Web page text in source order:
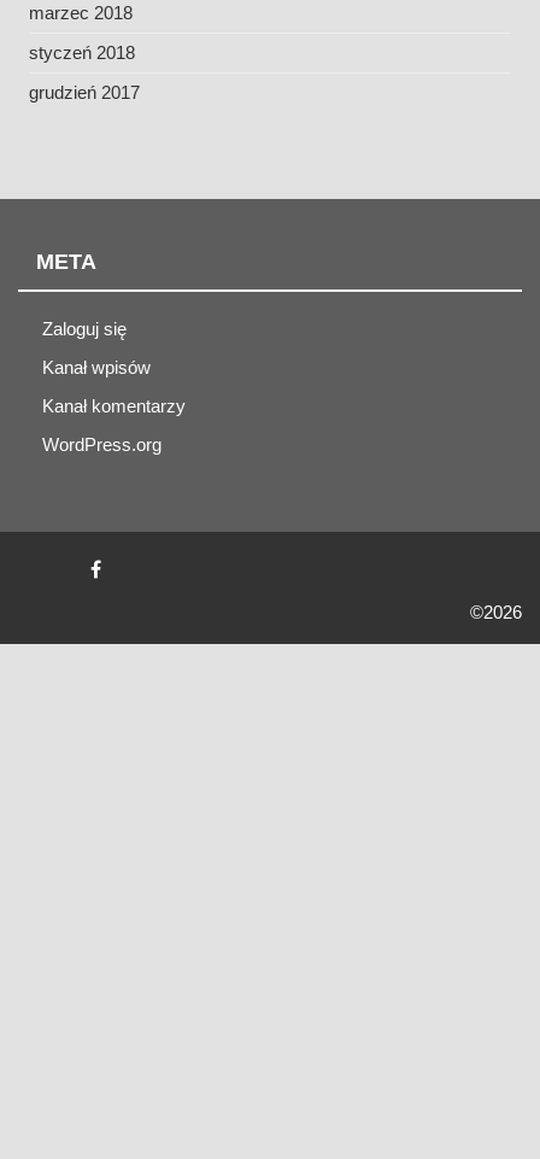
marzec 2018
styczeń 2018
grudzień 2017
META
Zaloguj się
Kanał wpisów
Kanał komentarzy
WordPress.org
©2026